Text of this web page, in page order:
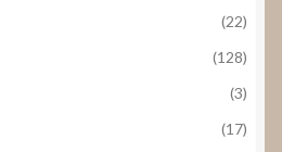
(22)
(128)
(3)
(17)